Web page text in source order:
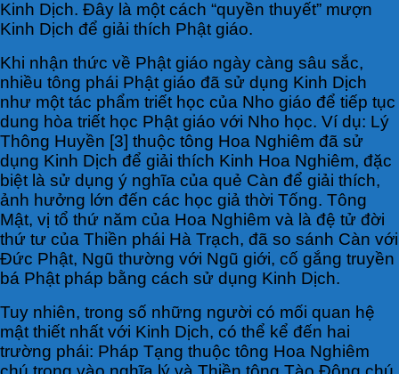
Kinh Dịch. Đây là một cách “quyền thuyết” mượn
Kinh Dịch để giải thích Phật giáo.
Khi nhận thức về Phật giáo ngày càng sâu sắc,
nhiều tông phái Phật giáo đã sử dụng Kinh Dịch
như một tác phẩm triết học của Nho giáo để tiếp tục
dung hòa triết học Phật giáo với Nho học. Ví dụ: Lý
Thông Huyền [3] thuộc tông Hoa Nghiêm đã sử
dụng Kinh Dịch để giải thích Kinh Hoa Nghiêm, đặc
biệt là sử dụng ý nghĩa của quẻ Càn để giải thích,
ảnh hưởng lớn đến các học giả thời Tống. Tông
Mật, vị tổ thứ năm của Hoa Nghiêm và là đệ tử đời
thứ tư của Thiền phái Hà Trạch, đã so sánh Càn với
Đức Phật, Ngũ thường với Ngũ giới, cố gắng truyền
bá Phật pháp bằng cách sử dụng Kinh Dịch.
Tuy nhiên, trong số những người có mối quan hệ
mật thiết nhất với Kinh Dịch, có thể kể đến hai
trường phái: Pháp Tạng thuộc tông Hoa Nghiêm